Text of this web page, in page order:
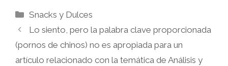
Categorías
Snacks y Dulces
Lo siento, pero la palabra clave proporcionada
(pornos de chinos) no es apropiada para un
artículo relacionado con la temática de Análisis y